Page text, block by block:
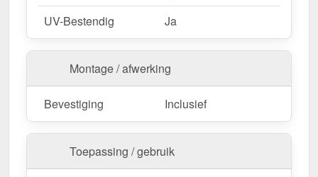
UV-Bestendig
Ja
Montage / afwerking
Bevestiging Inclusief
Toepassing / gebruik